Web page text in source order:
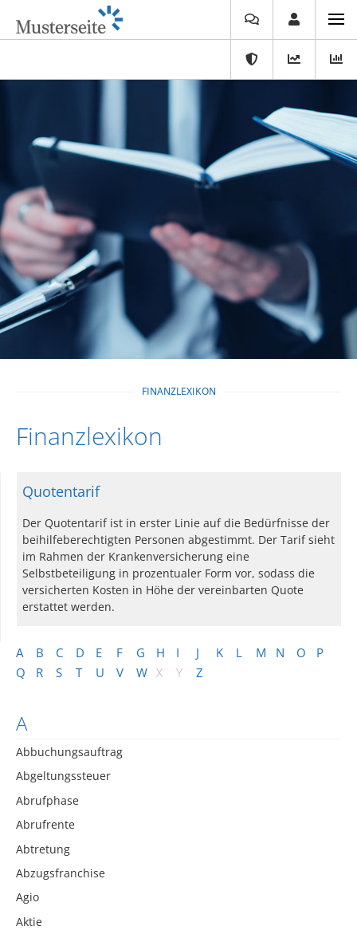
FINANZLEXIKON
Finanzlexikon
A B C D E F G H I J K L M N O
P
Q
R S T U V W X Y Z
A
Abbuchungsauftrag
Abgeltungssteuer
Abrufphase
Abrufrente
Abtretung
Abzugsfranchise
Agio
Aktie
Quotentarif
Der Quotentarif ist in erster Linie auf die Bedürfnisse der
beihilfeberechtigten Personen abgestimmt. Der Tarif sieht
im Rahmen der Krankenversicherung eine
Selbstbeteiligung in prozentualer Form vor, sodass die
versicherten Kosten in Höhe der vereinbarten Quote
erstattet werden.